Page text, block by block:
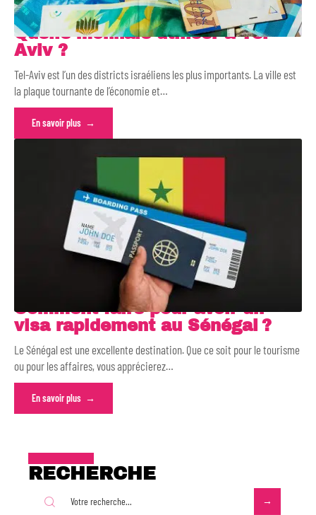
Quelle monnaie utiliser à Tel-
Aviv ?
Tel-Aviv est l’un des districts israéliens les plus importants. La ville est
la plaque tournante de l’économie et…
En savoir plus
Comment faire pour avoir un
visa rapidement au Sénégal ?
Le Sénégal est une excellente destination. Que ce soit pour le tourisme
ou pour les affaires, vous apprécierez…
En savoir plus
RECHERCHE